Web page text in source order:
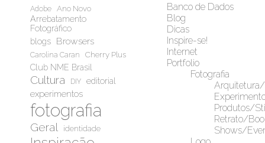
Adobe Ano Novo
Arrebatamento
Fotográfico
blogs
Browsers
Carolina Caran Cherry Plus
Club NME Brasil
Cultura DIY editorial
experimentos
fotografia
Geral identidade
Banco de Dados
Blog
Dicas
Inspire-se!
Internet
Portfolio
Fotografia
Produtos/
Retrato/
Shows/